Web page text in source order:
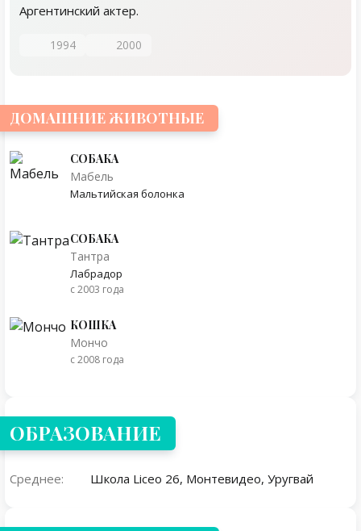
Аргентинский актер.
1994 2000
ДОМАШНИЕ ЖИВОТНЫЕ
СОБАКА
Мабель
Мальтийская болонка
СОБАКА
Тантра
Лабрадор
с 2003 года
КОШКА
Мончо
с 2008 года
ОБРАЗОВАНИЕ
Среднее: Школа Liceo 26, Монтевидео, Уругвай